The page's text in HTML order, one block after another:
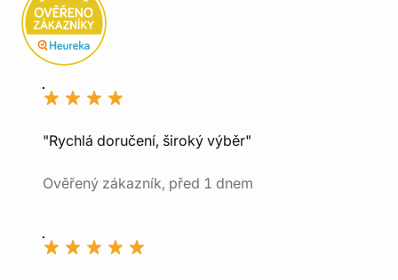
"Rychlá doručení, široký výběr"
Ověřený zákazník, před 1 dnem